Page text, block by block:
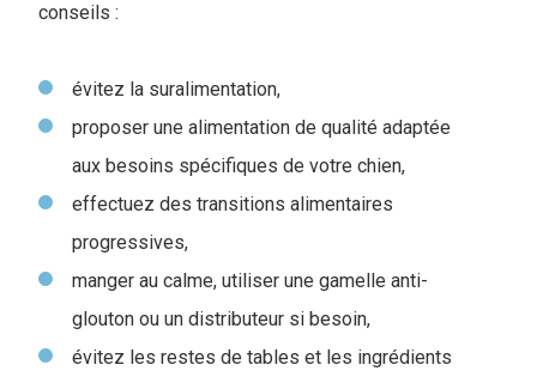
conseils :
évitez la suralimentation,
proposer une alimentation de qualité adaptée
aux besoins spécifiques de votre chien,
effectuez des transitions alimentaires
progressives,
manger au calme, utiliser une gamelle anti-
glouton ou un distributeur si besoin,
évitez les restes de tables et les ingrédients